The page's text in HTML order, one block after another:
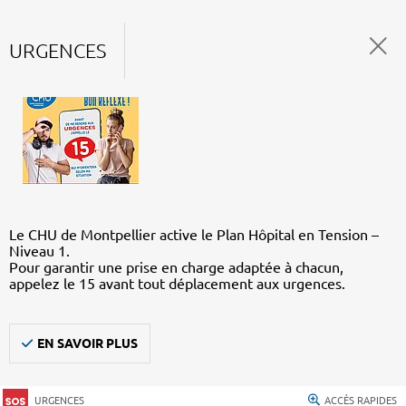
URGENCES
Le CHU de Montpellier active le Plan Hôpital en Tension –
Niveau 1.
Pour garantir une prise en charge adaptée à chacun,
appelez le 15 avant tout déplacement aux urgences.
EN SAVOIR PLUS
URGENCES ACCÈS RAPIDES